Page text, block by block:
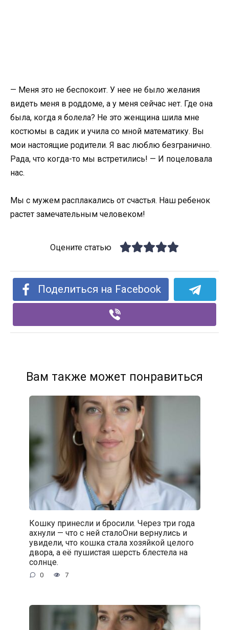
— Меня это не беспокоит. У нее не было желания
видеть меня в роддоме, а у меня сейчас нет. Где она
была, когда я болела? Не это женщина шила мне
костюмы в садик и учила со мной математику. Вы
мои настоящие родители. Я вас люблю безгранично.
Рада, что когда-то мы встретились! — И поцеловала
нас.
Мы с мужем расплакались от счастья. Наш ребенок
растет замечательным человеком!
Оцените статью
Поделиться на Facebook
Вам также может понравиться
Кошку принесли и бросили. Через три года
ахнули — что с ней сталоОни вернулись и
увидели, что кошка стала хозяйкой целого
двора, а её пушистая шерсть блестела на
солнце.
0 7